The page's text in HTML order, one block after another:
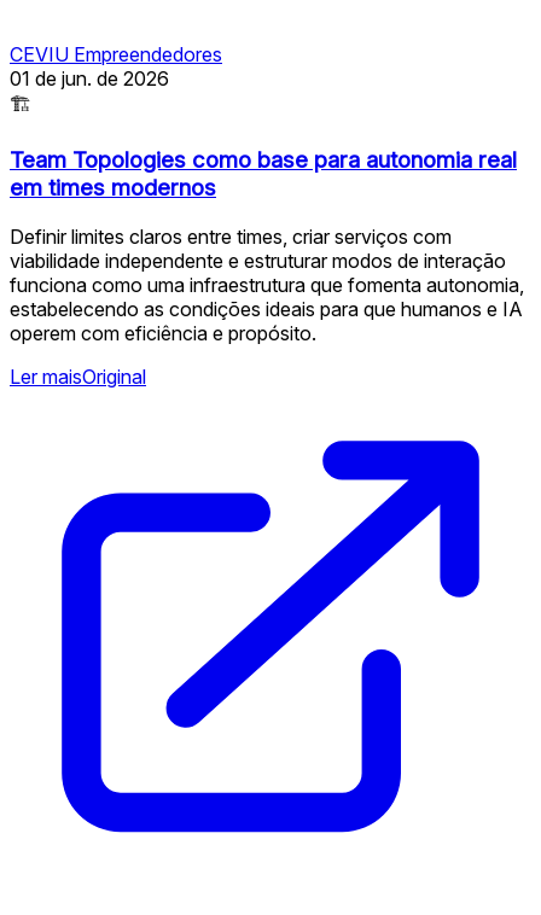
CEVIU Empreendedores
01 de jun. de 2026
🏗
Team Topologies como base para autonomia real
em times modernos
Definir limites claros entre times, criar serviços com
viabilidade independente e estruturar modos de interação
funciona como uma infraestrutura que fomenta autonomia,
estabelecendo as condições ideais para que humanos e IA
operem com eficiência e propósito.
Ler maisOriginal